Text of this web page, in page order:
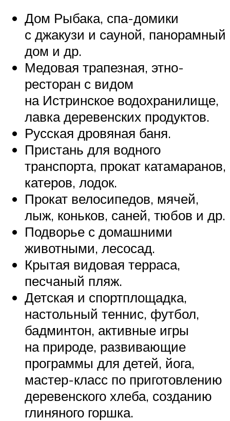
Дом Рыбака, спа-домики
с джакузи и сауной, панорамный
дом и др.
Медовая трапезная, этно-
ресторан с видом
на Истринское водохранилище,
лавка деревенских продуктов.
Русская дровяная баня.
Пристань для водного
транспорта, прокат катамаранов,
катеров, лодок.
Прокат велосипедов, мячей,
лыж, коньков, саней, тюбов и др.
Подворье с домашними
животными, лесосад.
Крытая видовая терраса,
песчаный пляж.
Детская и спортплощадка,
настольный теннис, футбол,
бадминтон, активные игры
на природе, развивающие
программы для детей, йога,
мастер-класс по приготовлению
деревенского хлеба, созданию
глиняного горшка.